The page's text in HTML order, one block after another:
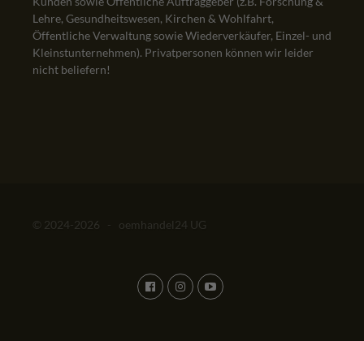
Lehre, Gesundheitswesen, Kirchen & Wohlfahrt,
Öffentliche Verwaltung sowie Wiederverkäufer, Einzel- und
Kleinstunternehmen). Privatpersonen können wir leider
nicht beliefern!
© 2024-2026 - oemhandel24 UG